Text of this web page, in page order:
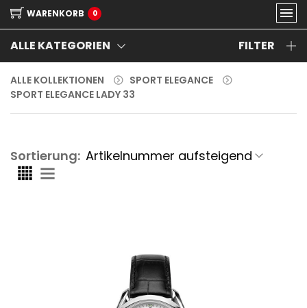
WARENKORB 0
ALLE KATEGORIEN FILTER
ALLE KOLLEKTIONEN
SPORT ELEGANCE
SPORT ELEGANCE LADY 33
Sortierung: